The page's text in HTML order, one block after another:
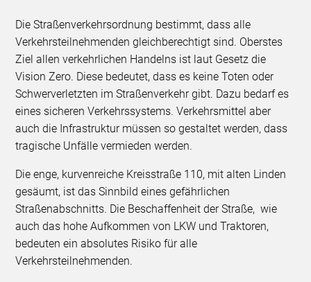
Die Straßenverkehrsordnung bestimmt, dass alle
Verkehrsteilnehmenden gleichberechtigt sind. Oberstes
Ziel allen verkehrlichen Handelns ist laut Gesetz die
Vision Zero. Diese bedeutet, dass es keine Toten oder
Schwerverletzten im Straßenverkehr gibt. Dazu bedarf es
eines sicheren Verkehrssystems. Verkehrsmittel aber
auch die Infrastruktur müssen so gestaltet werden, dass
tragische Unfälle vermieden werden.
Die enge, kurvenreiche Kreisstraße 110, mit alten Linden
gesäumt, ist das Sinnbild eines gefährlichen
Straßenabschnitts. Die Beschaffenheit der Straße, wie
auch das hohe Aufkommen von LKW und Traktoren,
bedeuten ein absolutes Risiko für alle
Verkehrsteilnehmenden.